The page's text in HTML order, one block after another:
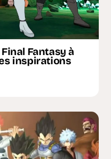
Fantasy à
inspirations